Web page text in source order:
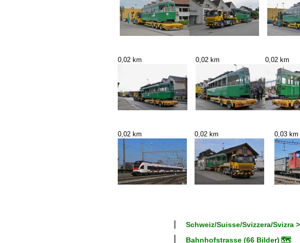
0,02 km 0,02 km 0,02 km
0,02 km 0,02 km 0,03 km
Schweiz/Suisse/Svizzera/Svizra
Bahnhofstrasse (66 Bilder) 🗺